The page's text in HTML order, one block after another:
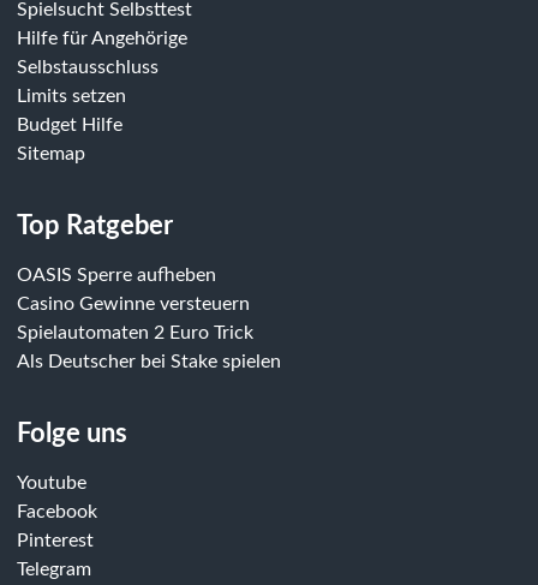
Spielsucht Selbsttest
Hilfe für Angehörige
Selbstausschluss
Limits setzen
Budget Hilfe
Sitemap
Top Ratgeber
OASIS Sperre aufheben
Casino Gewinne versteuern
Spielautomaten 2 Euro Trick
Als Deutscher bei Stake spielen
Folge uns
Youtube
Facebook
Pinterest
Telegram